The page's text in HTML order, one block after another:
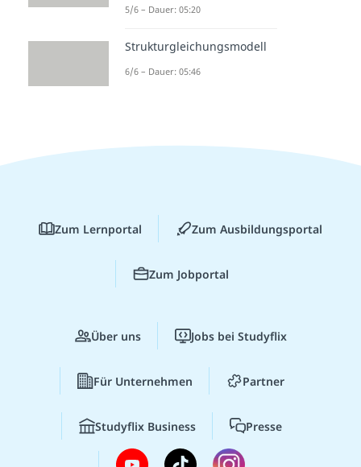
5/6 – Dauer: 05:20
Strukturgleichungsmodell
6/6 – Dauer: 05:46
Zum Lernportal Zum Ausbildungsportal
Zum Jobportal
Über uns Jobs bei Studyflix
Für Unternehmen Partner
Studyflix Business Presse